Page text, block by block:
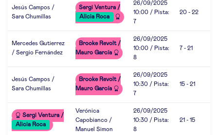
Jesús Campos /
Sara Chumillas
Sergi Ventura /
Alicia Roca
26/09/2025
10:00 / Pista:
7
20 - 22
Mercedes Gutierrez
/ Sergio Fernández
Brooke Revolt /
Mauro García
26/09/2025
10:00 / Pista:
8
7 - 21
Jesús Campos /
Sara Chumillas
Brooke Revolt /
Mauro García
26/09/2025
10:30 / Pista:
7
15 - 21
Sergi Ventura /
Alicia Roca
Verónica
Capobianco /
Manuel Simon
26/09/2025
10:30 / Pista:
8
21 - 15